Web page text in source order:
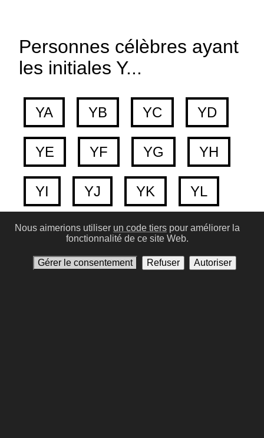
Personnes célèbres ayant
les initiales Y...
YA YB YC YD
YE YF YG YH
YI YJ YK YL
YM YN YO YP
YQ YR YS YT
Nous aimerions utiliser un code tiers pour améliorer la
fonctionnalité de ce site Web.
Gérer le consentement Refuser Autoriser